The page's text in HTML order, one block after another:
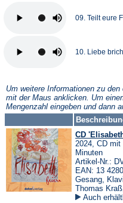
09. Teilt eure
10. Liebe
Um weitere Informationen zu
mit der Maus anklicken. Um
Mengenzahl eingeben und dann
CD
2024, CD
Minuten
Artikel-Nr.:
EAN: 13
Gesang,
Thomas
Auch